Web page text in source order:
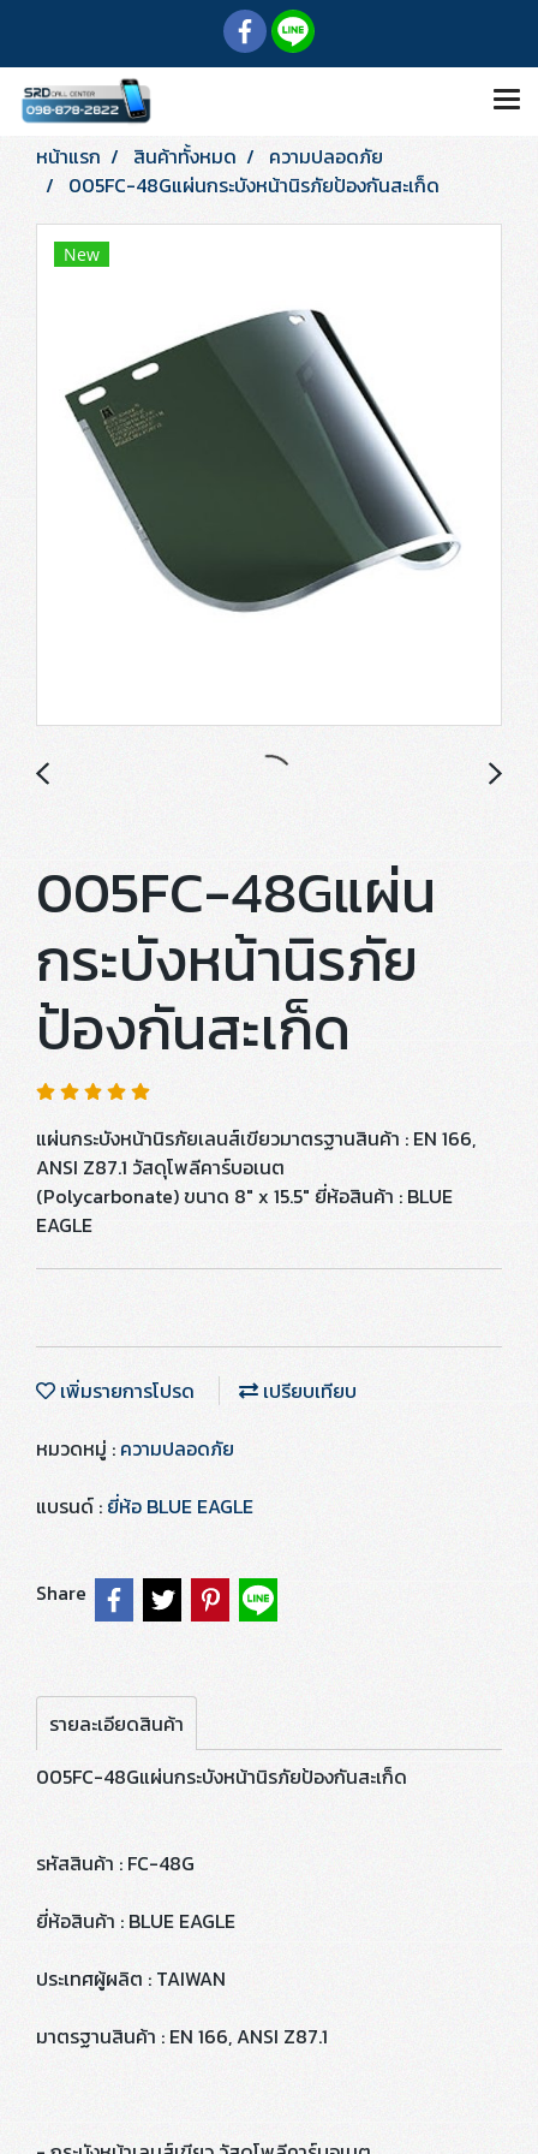
หน้าแรก สินค้าทั้งหมด
ความปลอดภัย
005FC-48Gแผ่นกระบังหน้านิรภัยป้องกันสะเก็ด
New
005FC-48Gแผ่น
กระบังหน้านิรภัย
ป้องกันสะเก็ด
แผ่นกระบังหน้านิรภัยเลนส์เขียวมาตรฐานสินค้า : EN 166,
ANSI Z87.1 วัสดุโพลีคาร์บอเนต
(Polycarbonate) ขนาด 8" x 15.5" ยี่ห้อสินค้า : BLUE
EAGLE
เพิ่มรายการโปรด
เปรียบเทียบ
หมวดหมู่ : ความปลอดภัย
แบรนด์ : ยี่ห้อ BLUE EAGLE
Share
รายละเอียดสินค้า
005FC-48Gแผ่นกระบังหน้านิรภัยป้องกันสะเก็ด
รหัสสินค้า : FC-48G
ยี่ห้อสินค้า : BLUE EAGLE
ประเทศผู้ผลิต : TAIWAN
มาตรฐานสินค้า : EN 166, ANSI Z87.1